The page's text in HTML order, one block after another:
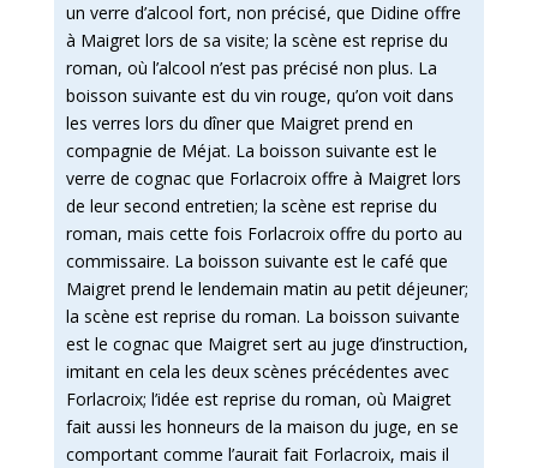
un verre d’alcool fort, non précisé, que Didine offre
à Maigret lors de sa visite; la scène est reprise du
roman, où l’alcool n’est pas précisé non plus. La
boisson suivante est du vin rouge, qu’on voit dans
les verres lors du dîner que Maigret prend en
compagnie de Méjat. La boisson suivante est le
verre de cognac que Forlacroix offre à Maigret lors
de leur second entretien; la scène est reprise du
roman, mais cette fois Forlacroix offre du porto au
commissaire. La boisson suivante est le café que
Maigret prend le lendemain matin au petit déjeuner;
la scène est reprise du roman. La boisson suivante
est le cognac que Maigret sert au juge d’instruction,
imitant en cela les deux scènes précédentes avec
Forlacroix; l’idée est reprise du roman, où Maigret
fait aussi les honneurs de la maison du juge, en se
comportant comme l’aurait fait Forlacroix, mais il